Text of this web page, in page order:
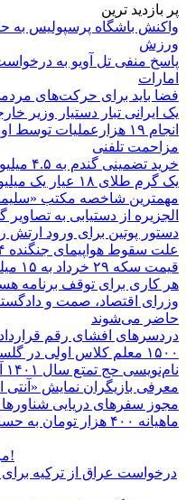
پر بازدید ترین
واکنش باشگاه پرسپولیس به
ورزش
پاسخ منفی تل آویو به
امارات
فضا باید برای حرکت‌های
یک ایرانی تبار دستیار وزیر
انجام ۱۹ هزارعملیات
مزاحمت تلفنی
خرید تضمینی گندم به ۴.۵ میلیون تن رسید
یک گرم طلای ۱۸ عیار یک میلیون و ۲۱۰ هزار تومان معامله شد
مهمترین شاخصه مکتب
الجزیره از دستیابی به
دستور پوتین برای ورود ارتش
علت سقوط هواپیمای جنگنده F۱۴ در اصفهان مشخص شد
قیمت سکه ۲۹ خرداد به ۱۵ میلیون و ۴۳۰ هزار تومان رسید
هر کاری برای توقف برنامه
حاضر می‌شوند
دردسرهای افشای رقم
۱۵۰۰ معلم کلاس اولی در گلستان مشخص شدند
نام‌نویسی حج تمتع سال ۱۴۰۱ آغاز شد
معرفی بازیگران نمایش «آنتی
مجوز سفرهای دریایی
ماهیانه ۴۰۰ هزار تومان به حساب هر نفر واریز می‌شود
مراقب حواشی «سلول درمانی» باشید!
درخواست عراق از ترکیه